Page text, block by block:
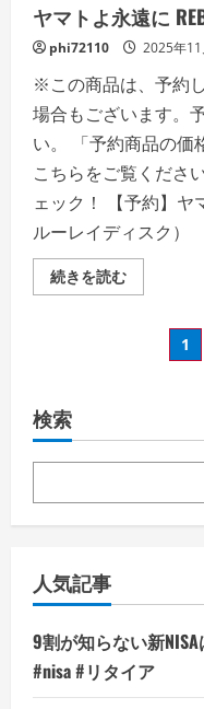
マ
ト
完
編
（ブ
ル
ー
レ
イ
デ
ィ
ス
ク）
の
細
を
ご
ヤマトよ永遠に
phi72110 2025年11
※この商品は、予約
場合もございます。
い。 「予約商品の価
こちらをご覧くださ
ェック！ 【予約】ヤ
ルーレイディスク）
続きを読むヤ
マ
細
を
く
だ
投
の
ー
送
1
検索
人気記事
9割が知らない新
#nisa #リタイア